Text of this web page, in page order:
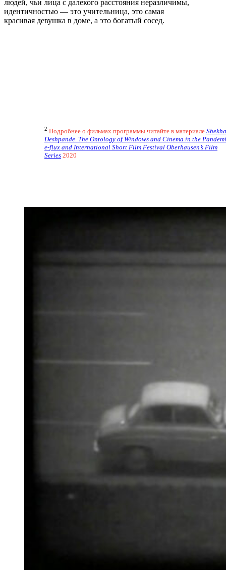
людей, чьи лица с далекого расстояния неразличимы,
идентичностью — это учительница, это самая
красивая девушка в доме, а это богатый сосед.
2 Подробнее о фильмах программы читайте в материале
Deshpande. The Ontology of Windows and Cinema in the
e-flux and International Short Film Festival Oberhausen’s Film
Series 2020